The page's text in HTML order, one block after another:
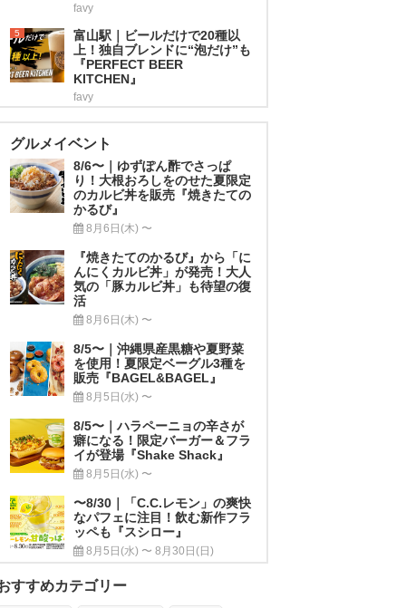
favy
5
富山駅｜ビールだけで20種以
上！独自ブレンドに“泡だけ”も
『PERFECT BEER
KITCHEN』
favy
グルメイベント
8/6〜｜ゆずぽん酢でさっぱ
り！大根おろしをのせた夏限定
のカルビ丼を販売『焼きたての
かるび』
8月6日(木) 〜
『焼きたてのかるび』から「に
んにくカルビ丼」が発売！大人
気の「豚カルビ丼」も待望の復
活
8月6日(木) 〜
8/5〜｜沖縄県産黒糖や夏野菜
を使用！夏限定ベーグル3種を
販売『BAGEL&BAGEL』
8月5日(水) 〜
8/5〜｜ハラペーニョの辛さが
癖になる！限定バーガー＆フラ
イが登場『Shake Shack』
8月5日(水) 〜
〜8/30｜「C.C.レモン」の爽快
なパフェに注目！飲む新作フラ
ッペも『スシロー』
8月5日(水) 〜 8月30日(日)
すすめカテゴリー